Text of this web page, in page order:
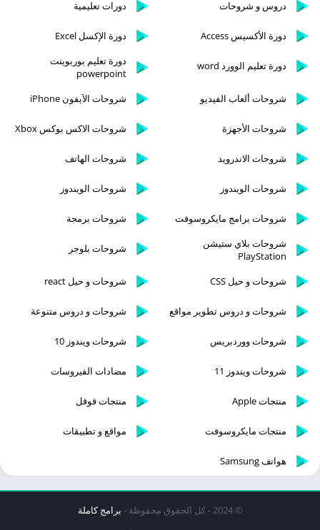
دروس و شروحات دورات تعليمية
دورة الأكسيس Access دورة الإكسل Excel
دورة تعليم الوورد word
دورة تعليم بوربوينت
powerpoint
شروحات ألعاب الفيديو
شروحات الآيفون iPhone
شروحات الأجهزة شروحات الاكس بوكس Xbox
شروحات الاندرويد شروحات الهاتف
شروحات الويندوز شروحات الويندوز
شروحات برامج مايكروسوفت
شروحات برمجة
شروحات بلاي ستيشن
PlayStation
شروحات بلوجر
شروحات و حيل CSS شروحات و حيل react
شروحات و دروس تطوير مواقع شروحات و دروس متنوعة
شروحات ووردبريس شروحات ويندوز 10
شروحات ويندوز 11 مضادات الفيروسات
منتجات Apple منتجات قوقل
منتجات مايكروسوفت مواقع و تطبيقات
هواتف Samsung
© 2024 - كل الحقوق محفوظة - برامج كاملة